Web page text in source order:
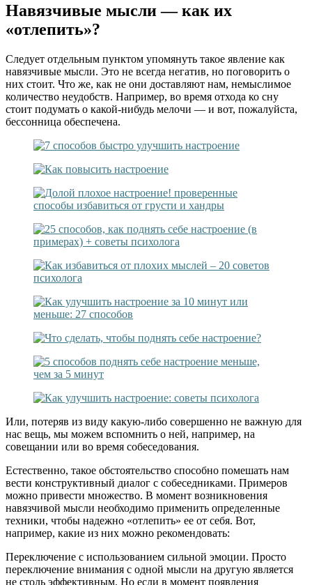
Навязчивые мысли — как их
«отлепить»?
Следует отдельным пунктом упомянуть такое явление как
навязчивые мысли. Это не всегда негатив, но поговорить о
них стоит. Что же, как не они доставляют нам, немыслимое
количество неудобств. Например, во время отхода ко сну
стоит подумать о какой-нибудь мелочи — и вот, пожалуйста,
бессонница обеспечена.
Или, потеряв из виду какую-либо совершенно не важную для
нас вещь, мы можем вспомнить о ней, например, на
совещании или во время собеседования.
Естественно, такое обстоятельство способно помешать нам
вести конструктивный диалог с собеседниками. Примеров
можно привести множество. В момент возникновения
навязчивой мысли необходимо применить определенные
техники, чтобы надежно «отлепить» ее от себя. Вот,
например, какие из них можно рекомендовать:
Переключение с использованием сильной эмоции. Просто
переключение внимания с одной мысли на другую является
не столь эффективным. Но если в момент появления